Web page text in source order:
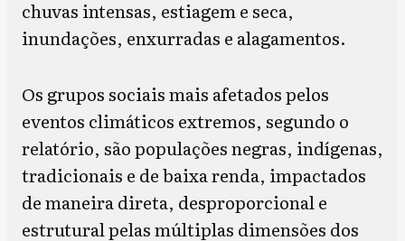
chuvas intensas, estiagem e seca,
inundações, enxurradas e alagamentos.
Os grupos sociais mais afetados pelos
eventos climáticos extremos, segundo o
relatório, são populações negras, indígenas,
tradicionais e de baixa renda, impactados
de maneira direta, desproporcional e
estrutural pelas múltiplas dimensões dos